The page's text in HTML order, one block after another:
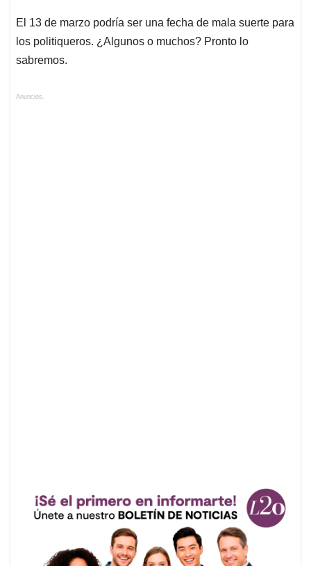
El 13 de marzo podría ser una fecha de mala suerte para
los politiqueros. ¿Algunos o muchos? Pronto lo
sabremos.
Anuncios.